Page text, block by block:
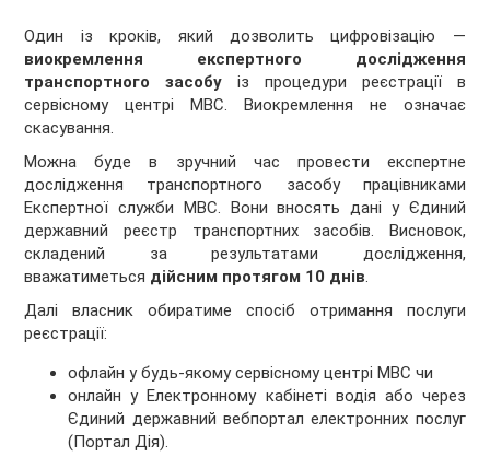
Один із кроків, який дозволить цифровізацію —
виокремлення експертного дослідження
транспортного засобу із процедури реєстрації в
сервісному центрі МВС. Виокремлення не означає
скасування.
Можна буде в зручний час провести експертне
дослідження транспортного засобу працівниками
Експертної служби МВС. Вони вносять дані у Єдиний
державний реєстр транспортних засобів. Висновок,
складений за результатами дослідження,
вважатиметься дійсним протягом 10 днів.
Далі власник обиратиме спосіб отримання послуги
реєстрації:
офлайн у будь-якому сервісному центрі МВС чи
онлайн у Електронному кабінеті водія або через
Єдиний державний вебпортал електронних послуг
(Портал Дія).